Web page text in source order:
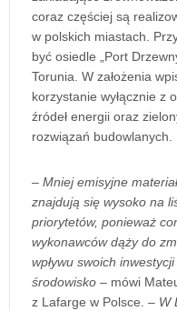
coraz częściej są
w polskich miastach.
być osiedle „Port
Torunia. W założenia
korzystanie wyłącznie z
źródeł energii oraz
rozwiązań budowlanych.
– Mniej emisyjne
znajdują się wysoko na
priorytetów, ponieważ
wykonawców dąży do
wpływu swoich inwestycji
środowisko – mówi
z Lafarge w Polsce. – W